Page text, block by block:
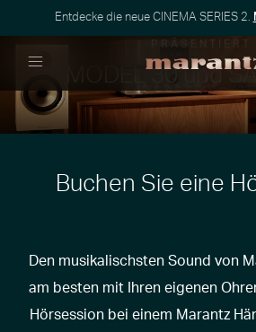
Entdecke die neue CINEMA SERIES 2.
PRÄSENTIERT
MODEL 30 und
Buchen Sie eine
Den musikalischsten Sound von
am besten mit Ihren eigenen
Hörsession bei einem Marantz